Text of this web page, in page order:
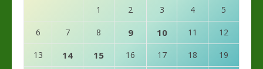
1 2 3 4 5
6 7 8 9 10 11 12
13 14 15 16 17 18 19